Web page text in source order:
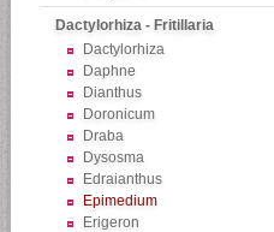
Dactylorhiza - Fritillaria
Dactylorhiza
Daphne
Dianthus
Doronicum
Draba
Dysosma
Edraianthus
Epimedium
Erigeron